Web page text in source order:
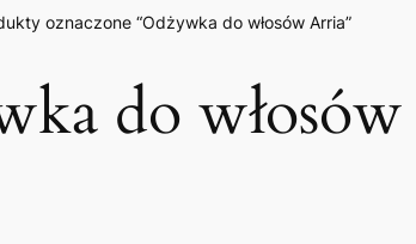
oznaczone “Odżywka do włosów Arria”
do